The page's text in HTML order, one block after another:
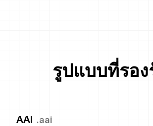
รูปแบบที่รอง
AAI .aai